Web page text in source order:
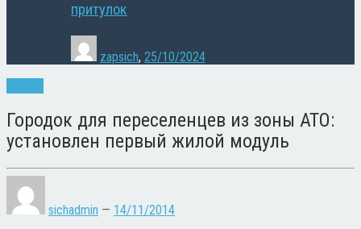
притулок
zapsich, 25/10/2024
Городок для переселенцев из зоны АТО:
установлен первый жилой модуль
sichadmin — 14/11/2014